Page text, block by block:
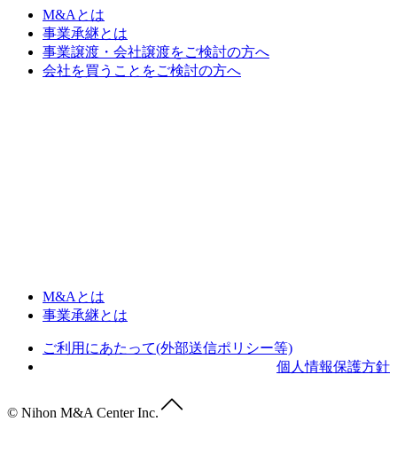
M&Aとは
事業承継とは
事業譲渡・会社譲渡をご検討の方へ
会社を買うことをご検討の方へ
M&Aとは
事業承継とは
ご利用にあたって(外部送信ポリシー等)
個人情報保護方針
© Nihon M&A Center Inc.